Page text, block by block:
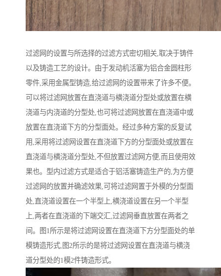
过滤网的设置与所选择的过滤方式密切相关,取决于铸件
以及铸造工艺的设计。由于发动机活塞为铝合金圆柱形
零件,采用金属型铸造,给过滤网的设置带来了许多不便。
可以将过滤网放置在直浇道与横浇道分型处或放置在横
浇道与内浇道的分型处,也可将过滤网放置在直浇道中或
放置在直浇道下方的分型面处。经过多种方案的反复试
用,采用将过滤网设置在直浇道下方的分型面处或放置在
直浇道与横浇道分型处,不但放置过滤网方便,而且使用效
果也。型内过滤方式是适合于铝活塞铸造生产的,为方便
过滤网的放置并确滤效果,可将过滤网置于外模的分型面
处,直浇道设置在一个半型上,横浇道设置在另一个半型
上,两者在直浇道的下端交汇,过滤网垂直放置在两者之
间。图1所示是将过滤网设置在直浇道下方分型面处的单
模铸造形式,图2所示的是将过滤网设置在直浇道与横浇
道分型处的1模2件铸造形式。